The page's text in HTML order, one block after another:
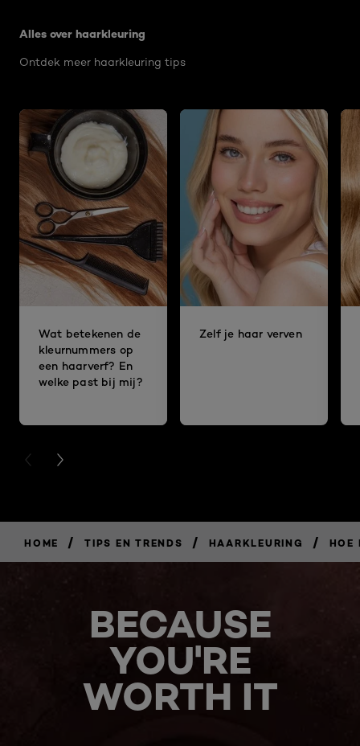
Alles over haarkleuring
Ontdek meer haarkleuring tips
Wat betekenen de
kleurnummers op
een haarverf? En
welke past bij mij?
Zelf je haar verven
PREVIOUS CARD
NEXT CARD
HOME / TIPS EN TRENDS / HAARKLEURING / HOE
BECAUSE
YOU'RE
WORTH IT